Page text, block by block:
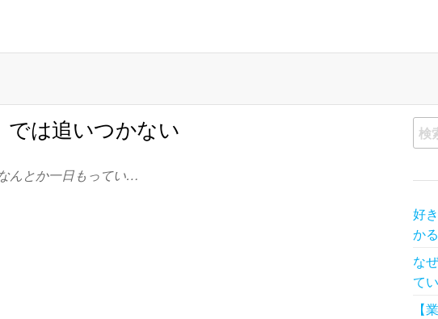
では追いつかない
んとか一日もってい…
検
索:
好
か
な
て
【